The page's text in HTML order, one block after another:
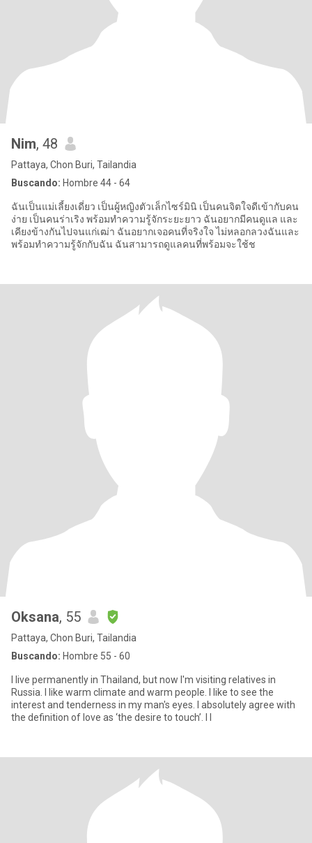
Nim, 48
Pattaya, Chon Buri, Tailandia
Buscando: Hombre 44 - 64
ฉันเป็นแม่เลี้ยงเดี่ยว เป็นผู้หญิงตัวเล็กไซร์มินิ เป็นคนจิตใจดีเข้ากับคน
ง่าย เป็นคนร่าเริง พร้อมทำความรู้จักระยะยาว ฉันอยากมีคนดูแล และ
เคียงข้างกันไปจนแก่เฒ่า ฉันอยากเจอคนที่จริงใจ ไม่หลอกลวงฉันและ
พร้อมทำความรู้จักกับฉัน ฉันสามารถดูแลคนที่พร้อมจะใช้ช
Oksana, 55
Pattaya, Chon Buri, Tailandia
Buscando: Hombre 55 - 60
I live permanently in Thailand, but now I'm visiting relatives in
Russia. I like warm climate and warm people. I like to see the
interest and tenderness in my man's eyes. I absolutely agree with
the definition of love as ‘the desire to touch’. I l